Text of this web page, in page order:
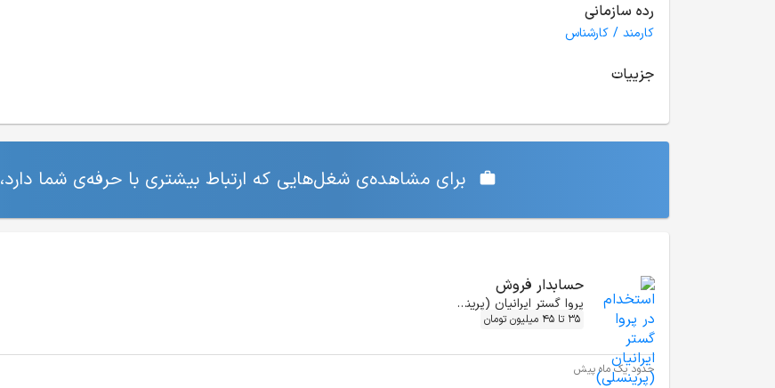
رده سازمانی
کارمند / کارشناس
جزییات
برای مشاهده‌ی شغل‌هایی که ارتباط بیشتری با حرفه‌ی شما دارد،
حسابدار فروش
پروا گستر ایرانیان (پرینسلی)
35 تا 45 میلیون تومان
حدود یک ماه پیش